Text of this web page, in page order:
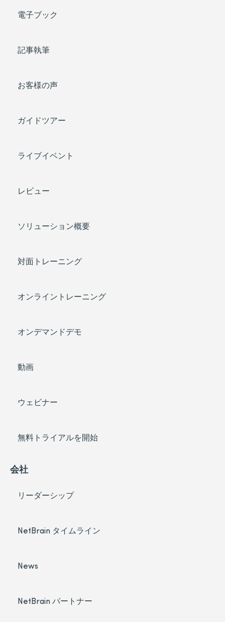
電子ブック
記事執筆
お客様の声
ガイドツアー
ライブイベント
レビュー
ソリューション概要
対面トレーニング
オンライントレーニング
オンデマンドデモ
動画
ウェビナー
無料トライアルを開始
会社
リーダーシップ
NetBrain タイムライン
News
NetBrain パートナー